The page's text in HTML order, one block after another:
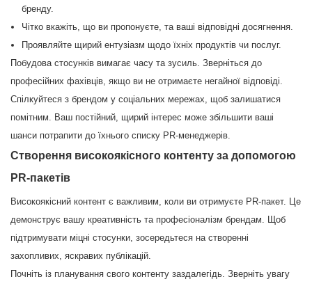
бренду.
Чітко вкажіть, що ви пропонуєте, та ваші відповідні досягнення.
Проявляйте щирий ентузіазм щодо їхніх продуктів чи послуг.
Побудова стосунків вимагає часу та зусиль. Зверніться до
професійних фахівців, якщо ви не отримаєте негайної відповіді.
Спілкуйтеся з брендом у соціальних мережах, щоб залишатися
помітним. Ваш постійний, щирий інтерес може збільшити ваші
шанси потрапити до їхнього списку PR-менеджерів.
Створення високоякісного контенту за допомогою
PR-пакетів
Високоякісний контент є важливим, коли ви отримуєте PR-пакет. Це
демонструє вашу креативність та професіоналізм брендам. Щоб
підтримувати міцні стосунки, зосередьтеся на створенні
захопливих, яскравих публікацій.
Почніть із планування свого контенту заздалегідь. Зверніть увагу